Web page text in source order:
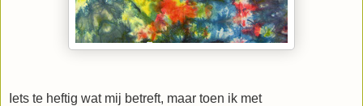
Iets te heftig wat mij betreft, maar toen ik met